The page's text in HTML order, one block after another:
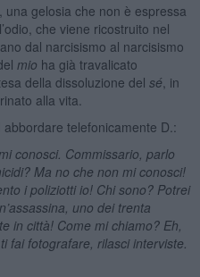
gelosia che non è espressa
che viene ricostruito nel
dal narcisismo al narcisismo
mio ha già travalicato
della dissoluzione del sé , in
alla vita.
abbordare telefonicamente D.:
conosci. Commissario, parlo
Ma no che non mi conosci!
i poliziotti io! Chi sono? Potrei
uno dei trenta
in città! Come mi chiamo? Eh,
fai fotografare, rilasci interviste.